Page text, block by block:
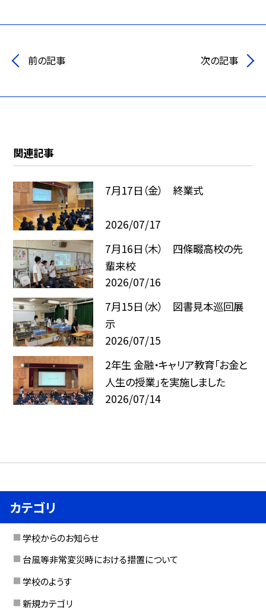
前の記事 次の記事
関連記事
7月17日（金） 終業式
2026/07/17
7月16日（木） 四條畷高校の先
輩来校
2026/07/16
7月15日（水） 図書見本巡回展
示
2026/07/15
2年生 金融・キャリア教育「お金と
人生の授業」を実施しました
2026/07/14
カテゴリ
学校からのお知らせ
台風等非常変災時における措置について
学校のようす
新規カテゴリ